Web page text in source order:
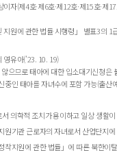
이자(제4호·제6호·제12호·제15호·제
지원에 관한 법률 시행령」 별표3의 1
유아(’23. 10. 19)
으므로 태아에 대한 입소대기신청은
중인 태아를 자녀수에 포함 가능(출산
의학적 조치가 용이하고 일상 생활
원기관 근로자의 자녀로서 산업단지
착지원에 관한 법률」에 따른 북한이